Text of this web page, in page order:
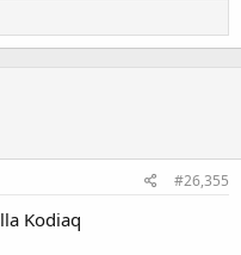
#26,355
Kodiaq